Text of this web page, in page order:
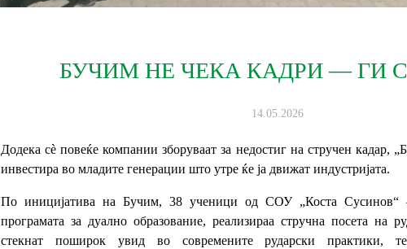
БУЧИМ НЕ ЧЕКА КАДРИ — ГИ
14.05.2026
Додека сè повеќе компании зборуваат за недостиг на стручен кадар,
инвестира во младите генерации што утре ќе ја движат индустријата.
По иницијатива на Бучим, 38 ученици од СОУ „Коста Сусинов“
програмата за дуално образование, реализираа стручна посета на
стекнат поширок увид во современите рударски практики,